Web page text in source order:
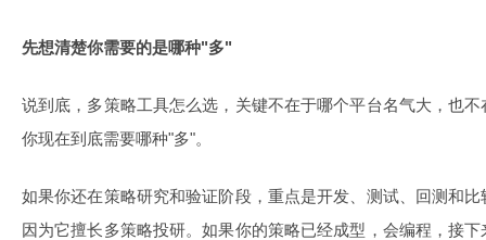
先想清楚你需要的是哪种"多"
说到底，多策略工具怎么选，关键不在于哪个平台名气大，也
你现在到底需要哪种"多"。
如果你还在策略研究和验证阶段，重点是开发、测试、回测和
因为它擅长多策略投研。如果你的策略已经成型，会编程，接